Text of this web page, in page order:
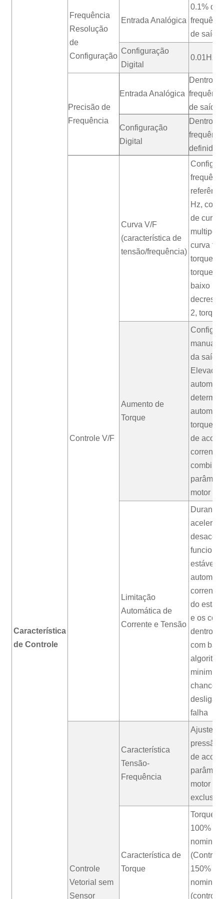
Característica
de Controle
Frequência
Resolução
de
Configuração
Entrada Analógica
0.1% da
de saída
Configuração
Digital
0.01Hz
Precisão de
Frequência
Entrada Analógica
Dentro
de saída
Configuração
Digital
Dentro
definida
Controle V/F
Curva V/F
(característica de
tensão/frequência)
Hz,
de curva
curva
torque
torque
baixo 1,
2, torque
Aumento de
Torque
manual:
da saída
Elevação
torque
de
corrente
motor
Limitação
Automática de
Corrente e Tensão
Durante
estável,
corrente
do
e os
dentro
com
chance
falha
Controle
Vetorial sem
Sensor
Característica
Tensão-
Frequência
Ajuste
pressão/
de
motor e
exclusivo
Característica de
Torque
Torque
100% do
nominal
150% do
nominal
(controle